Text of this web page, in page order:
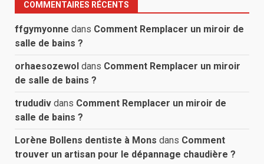
COMMENTAIRES RÉCENTS
ffgymyonne dans Comment Remplacer un miroir de
salle de bains ?
orhaesozewol dans Comment Remplacer un miroir
de salle de bains ?
trududiv dans Comment Remplacer un miroir de
salle de bains ?
Lorène Bollens dentiste à Mons dans Comment
trouver un artisan pour le dépannage chaudière ?